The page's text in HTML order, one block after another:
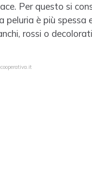
Per questo si
è più spessa
rossi o